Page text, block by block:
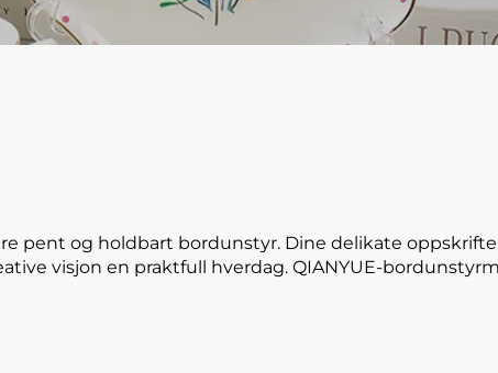
pent og holdbart bordunstyr. Dine delikate
visjon en praktfull hverdag. QIANYUE-